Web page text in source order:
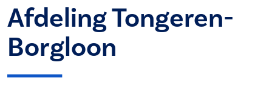
Afdeling Tongeren-
Borgloon